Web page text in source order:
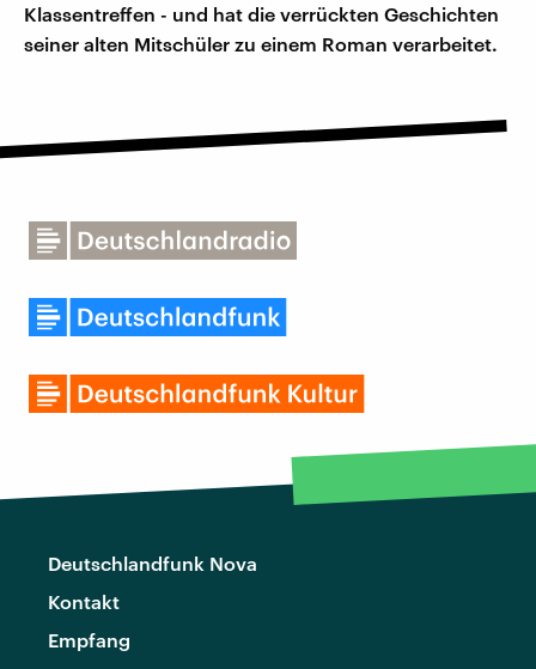
Klassentreffen - und hat die verrückten Geschichten
seiner alten Mitschüler zu einem Roman verarbeitet.
Deutschlandfunk Nova
Kontakt
Empfang